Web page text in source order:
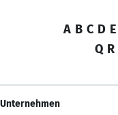
A B C D E
Q R
Unternehmen